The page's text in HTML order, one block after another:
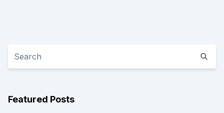
Featured Posts